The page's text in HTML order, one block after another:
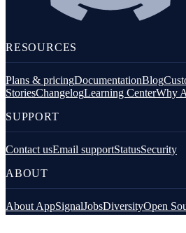
RESOURCES
Plans & pricingDocumentationBlog
StoriesChangelogLearning CenterWhy
SUPPORT
Contact usEmail supportStatusSecurity
ABOUT
About AppSignalJobsDiversityOpen